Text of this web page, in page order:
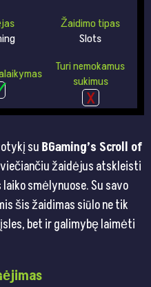
Žaidimo tipas
Slots
Turi nemokamus
sukimus
su BGaming’s Scroll of
žaidėjus atskleisti
smėlynuose. Su savo
šis žaidimas siūlo ne tik
bet ir galimybę laimėti